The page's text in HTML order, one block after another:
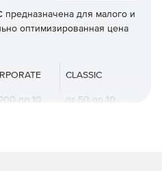
предназначена для малого и
оптимизированная цена
CLASSIC
до 10
от 50 до 10